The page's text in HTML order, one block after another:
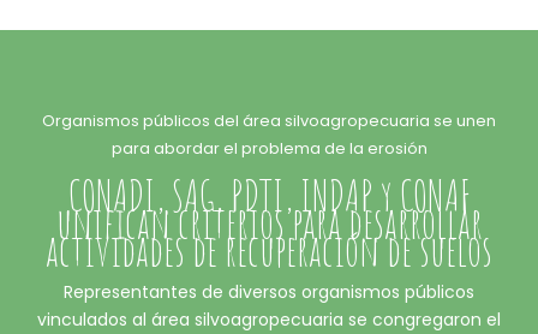
Organismos públicos del área silvoagropecuaria se unen
para abordar el problema de la erosión
CONADI, SAG, PDTI, INDAP y CONAF
unifican criterios para desarrollar
actividades de recuperación de suelos
Representantes de diversos organismos públicos
vinculados al área silvoagropecuaria se congregaron el